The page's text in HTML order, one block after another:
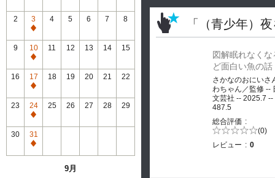
2
3
通
常
休
館
4 5 6 7 8
9
10
通
常
休
館
11 12 13 14 15
16
17
通
常
休
館
18 19 20 21 22
23
24
通
常
休
館
25 26 27 28 29
30
31
通
9月
「（青少年）
図解眠れなくな
ど面白い魚の話
さかなのおにいさ
わちゃん／監修 --
文芸社 -- 2025.7 --
487.5
総合評価
5段階評価の (0)
レビュー
0